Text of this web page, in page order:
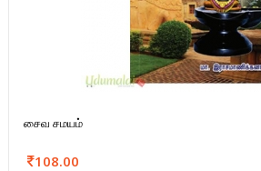
சைவ சமயம்
108.00